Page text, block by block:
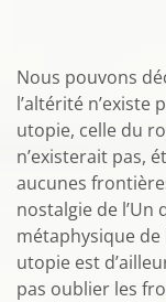
Nous pouvons
l’altérité n’existe
utopie, celle du
n’existerait pas,
aucunes
nostalgie de
métaphysique
utopie est
pas oublier les